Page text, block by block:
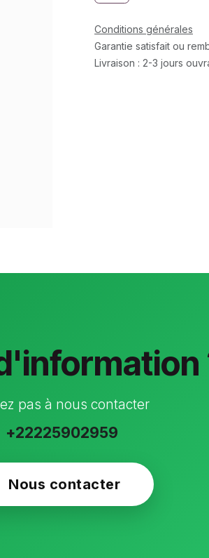
Conditions générales
Garantie satisfait ou
Livraison : 2-3 jours
pas à nous contacter
+22225902959
Nous contacter